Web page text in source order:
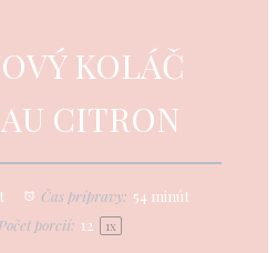
KOLÁČ
CITRON
Čas prípravy: 54 minút
Počet porcií: 12 1x